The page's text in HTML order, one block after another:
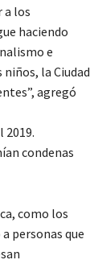
a los
haciendo
e
la Ciudad
agregó
2019.
condenas
como los
personas que